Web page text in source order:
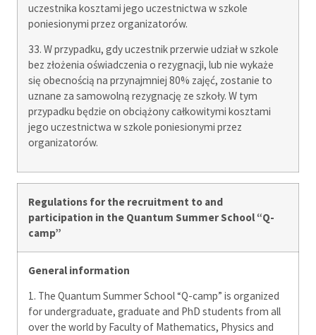
uczestnika kosztami jego uczestnictwa w szkole
poniesionymi przez organizatorów.
33. W przypadku, gdy uczestnik przerwie udział w szkole
bez złożenia oświadczenia o rezygnacji, lub nie wykaże
się obecnością na przynajmniej 80% zajęć, zostanie to
uznane za samowolną rezygnację ze szkoły. W tym
przypadku będzie on obciążony całkowitymi kosztami
jego uczestnictwa w szkole poniesionymi przez
organizatorów.
Regulations for the recruitment to and
participation in the Quantum Summer School “Q-
camp”
General information
1. The Quantum Summer School “Q-camp” is organized
for undergraduate, graduate and PhD students from all
over the world by Faculty of Mathematics, Physics and